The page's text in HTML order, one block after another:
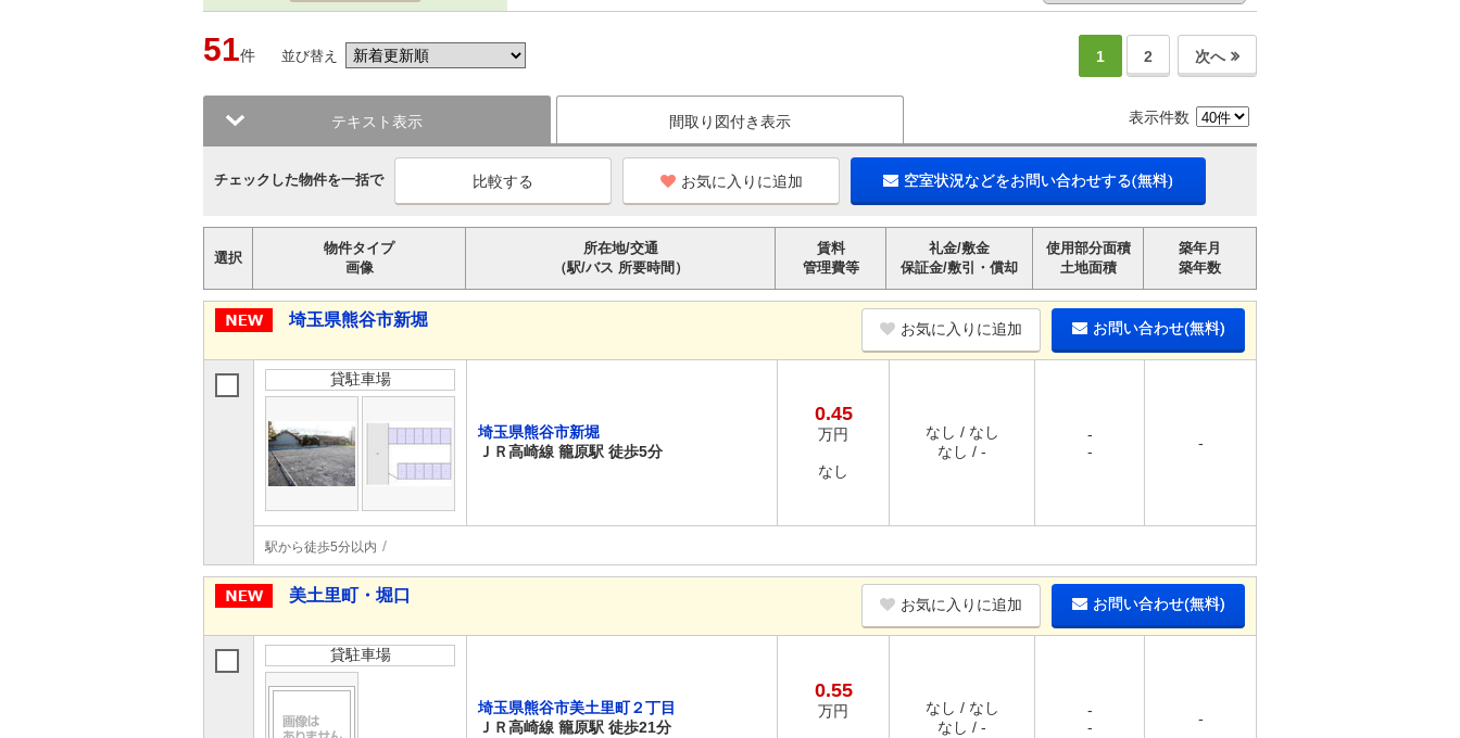
51件 並び替え 1 2 次へ
テキスト表示 間取り図付き表示 表示件数
チェックした物件を一括で お気に入りに追加 空室状況などをお問い合わせする(無料)
選択
物件タイプ
画像
所在地/交通
（駅/バス 所要時間）
賃料
管理費等
礼金/敷金
保証金/敷引・償却
使用部分面積
土地面積
築年月
築年数
埼玉県熊谷市新堀 お気に入りに追加 お問い合わせ(無料)
貸駐車場
埼玉県熊谷市新堀
ＪＲ高崎線 籠原駅 徒歩5分
0.45
万円
なし
なし / なし
なし / -
-
-
-
駅から徒歩5分以内
美土里町・堀口 お気に入りに追加 お問い合わせ(無料)
貸駐車場
埼玉県熊谷市美土里町２丁目
ＪＲ高崎線 籠原駅 徒歩21分
0.55
万円
なし / なし
なし / -
-
-
-